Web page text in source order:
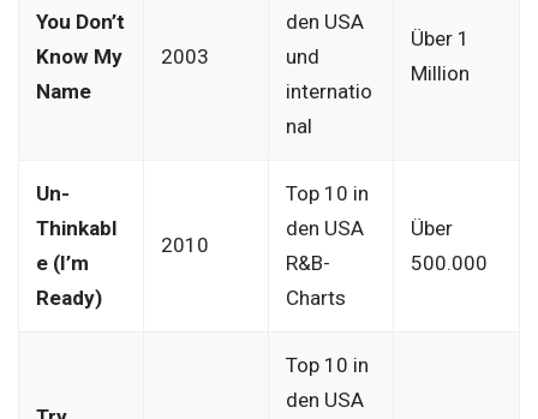
You Don’t
Know My
Name
2003
den USA
und
internatio
nal
Über 1
Million
Un-
Thinkabl
e (I’m
Ready)
2010
Top 10 in
den USA
R&B-
Charts
Über
500.000
Top 10 in
den USA